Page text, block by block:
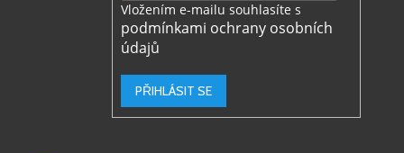
Vložením e-mailu souhlasíte s
podmínkami ochrany osobních
údajů
PŘIHLÁSIT SE